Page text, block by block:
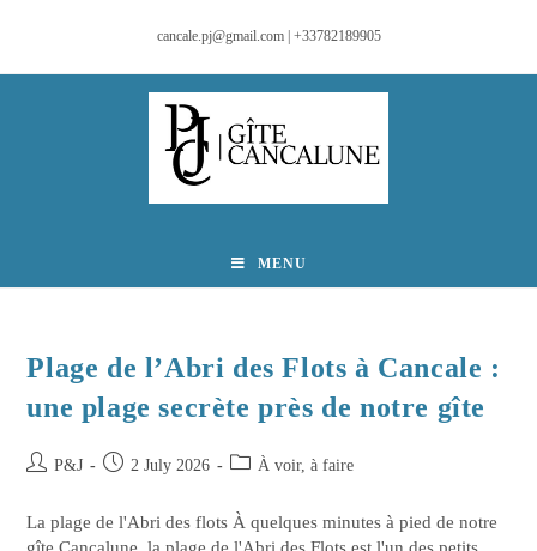
cancale.pj@gmail.com | +33782189905
MENU
Plage de l’Abri des Flots à Cancale :
une plage secrète près de notre gîte
P&J 2 July 2026 À voir, à faire
La plage de l'Abri des flots À quelques minutes à pied de notre